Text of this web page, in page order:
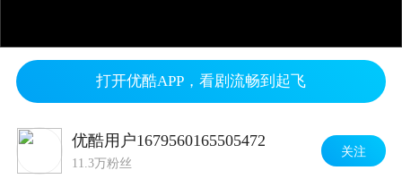
打开优酷APP，看剧流畅到起飞
优酷用户1679560165505472
11.3万粉丝
关注